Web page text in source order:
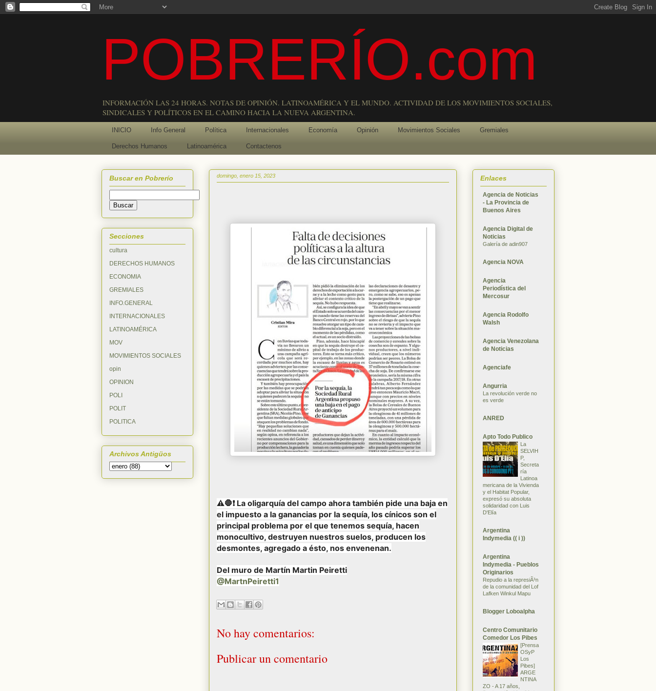
POBRERÍO.com
INFORMACIÓN LAS 24 HORAS. NOTAS DE OPINIÓN. LATINOAMÉRICA Y EL MUNDO. ACTIVIDAD DE LOS MOVIMIENTOS SOCIALES,
SINDICALES Y POLÍTICOS EN EL CAMINO HACIA LA NUEVA ARGENTINA.
INICIO Info General Política Internacionales Economía Opinión Movimientos Sociales Gremiales
Derechos Humanos Latinoamérica Contactenos
domingo, enero 15, 2023
⚠️🛑❗ La oligarquía del campo ahora también pide una baja en
el impuesto a la ganancias por la sequía, los cínicos son el
principal problema por el que tenemos sequía, hacen
monocultivo, destruyen nuestros suelos, producen los
desmontes, agregado a ésto, nos envenenan.
Del muro de Martín Martin Peiretti
@MartnPeiretti1
No hay comentarios:
Publicar un comentario
Buscar en Pobrerío
Secciones
cultura
DERECHOS HUMANOS
ECONOMIA
GREMIALES
INFO.GENERAL
INTERNACIONALES
LATINOAMÉRICA
MOV
MOVIMIENTOS SOCIALES
opin
OPINION
POLI
POLIT
POLITICA
Archivos Antigüos
Enlaces
Agencia de Noticias
- La Provincia de
Buenos Aires
Agencia Digital de
Noticias
Galería de adin907
Agencia NOVA
Agencia
Periodística del
Mercosur
Agencia Rodolfo
Walsh
Agencia Venezolana
de Noticias
Agenciafe
Angurria
La revolución verde no
es verde
ANRED
Apto Todo Publico
La
SELVIH
P,
Secreta
ría
Latinoa
mericana de la Vivienda
y el Habitat Popular,
expresó su absoluta
solidaridad con Luis
D'Elía
Argentina
Indymedia (( i ))
Argentina
Indymedia - Pueblos
Originarios
Repudio a la represiÃ³n
de la comunidad del Lof
Lafken Winkul Mapu
Blogger Loboalpha
Centro Comunitario
Comedor Los Pibes
[Prensa
OSyP
Los
Pibes]
ARGE
NTINA
ZO - A 17 años,